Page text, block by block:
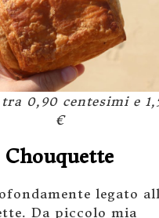
tra 0,90 centesimi e
€
Chouquette
legato
Da piccolo mia